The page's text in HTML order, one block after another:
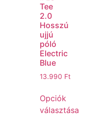
Tee
2.0
Hosszú
ujjú
póló
Electric
Blue
13.990 Ft
Opciók
választása